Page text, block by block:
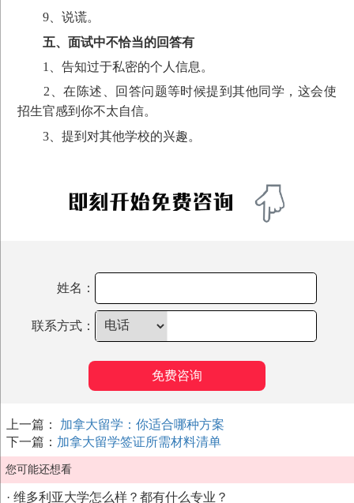
9、说谎。
五、面试中不恰当的回答有
1、告知过于私密的个人信息。
2、在陈述、回答问题等时候提到其他同学，这会使
招生官感到你不太自信。
3、提到对其他学校的兴趣。
姓名：
联系方式：
免费咨询
上一篇：
加拿大留学：你适合哪种方案
下一篇： 加拿大留学签证所需材料清单
您可能还想看
· 维多利亚大学怎么样？都有什么专业？